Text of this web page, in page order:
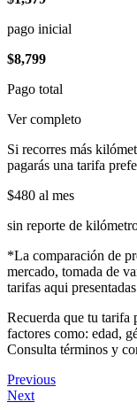
pago inicial
$8,799
Pago total
Ver completo
Si recorres más
pagarás una tarifa
$480 al mes
sin reporte de
*La comparación de
mercado, tomada de
tarifas aqui
Recuerda que tu tarifa
factores como: edad,
Consulta términos y
Previous
Next